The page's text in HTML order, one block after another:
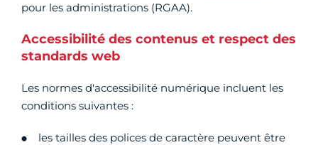
pour les administrations (RGAA).
Accessibilité des contenus et respect des
standards web
Les normes d'accessibilité numérique incluent les
conditions suivantes :
les tailles des polices de caractère peuvent être